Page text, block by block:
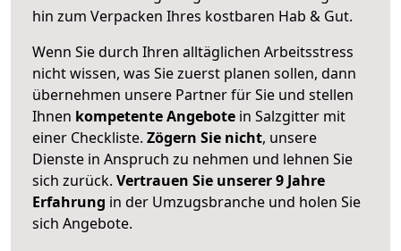
hin zum Verpacken Ihres kostbaren Hab & Gut.
Wenn Sie durch Ihren alltäglichen Arbeitsstress
nicht wissen, was Sie zuerst planen sollen, dann
übernehmen unsere Partner für Sie und stellen
Ihnen kompetente Angebote in Salzgitter mit
einer Checkliste. Zögern Sie nicht, unsere
Dienste in Anspruch zu nehmen und lehnen Sie
sich zurück. Vertrauen Sie unserer 9 Jahre
Erfahrung in der Umzugsbranche und holen Sie
sich Angebote.